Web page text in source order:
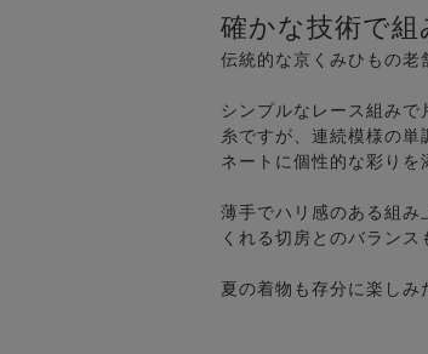
確かな技術で
伝統的な京くみひもの老
シンプルなレース組み
糸ですが、連続模様の
ネートに個性的な彩りを
薄手でハリ感のある組み
くれる切房とのバラン
夏の着物も存分に楽しみ